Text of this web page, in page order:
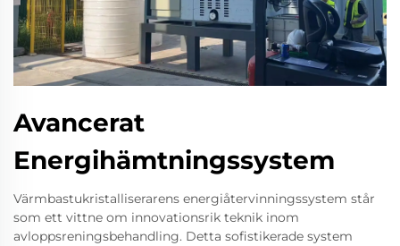
Avancerat
Energihämtningssystem
Värmbastukristalliserarens energiåtervinningssystem står
som ett vittne om innovationsrik teknik inom
avloppsreningsbehandling. Detta sofistikerade system